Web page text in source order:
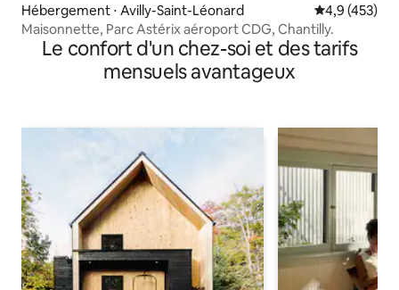
Hébergement ⋅ Avilly-Saint-Léonard Évaluation
4,9 (453)
Maisonnette, Parc Astérix aéroport CDG, Chantilly.
Le confort d'un chez-soi et des tarifs
mensuels avantageux